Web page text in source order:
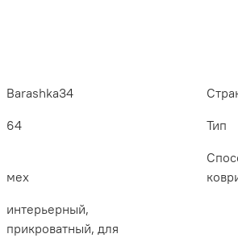
Barashka34
64 Тип
мех
интерьерный,
прикроватный, для